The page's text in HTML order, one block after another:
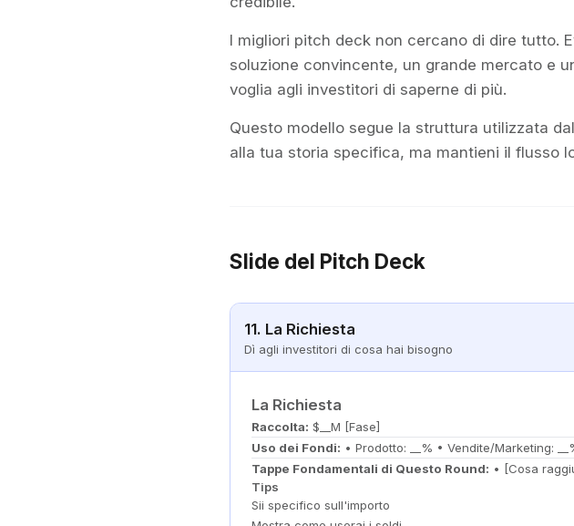
I migliori pitch deck non cercano di dire tutto.
soluzione convincente, un grande mercato e
voglia agli investitori di saperne di più.
Questo modello segue la struttura utilizzata
alla tua storia specifica, ma mantieni il flusso
Slide del Pitch Deck
11. La Richiesta
Dì agli investitori di cosa hai bisogno
La Richiesta
Raccolta: $__M [Fase]
Uso dei Fondi: • Prodotto: __% • Vendite/Marketing:
Tappe Fondamentali di Questo Round: • [Cosa
Tips
Sii specifico sull'importo